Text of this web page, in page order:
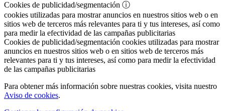
Cookies de publicidad/segmentación ⓘ
cookies utilizadas para mostrar anuncios en nuestros sitios web o en
sitios web de terceros más relevantes para ti y tus intereses, así como
para medir la efectividad de las campañas publicitarias
Cookies de publicidad/segmentación cookies utilizadas para mostrar
anuncios en nuestros sitios web o en sitios web de terceros más
relevantes para ti y tus intereses, así como para medir la efectividad
de las campañas publicitarias
Para obtener más información sobre nuestras cookies, visita nuestro
Aviso de cookies.